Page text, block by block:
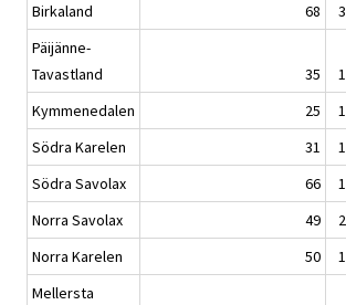
Birkaland
68
Päijänne-
Tavastland
35
Kymmenedalen
25
Södra Karelen
31
Södra Savolax
66
Norra Savolax
49
Norra Karelen
50
Mellersta